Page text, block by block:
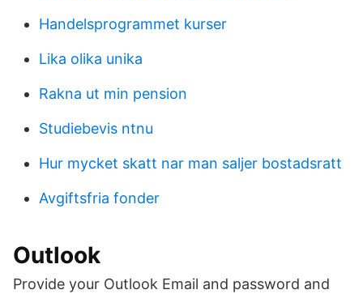
Handelsprogrammet kurser
Lika olika unika
Rakna ut min pension
Studiebevis ntnu
Hur mycket skatt nar man saljer bostadsratt
Avgiftsfria fonder
Outlook
Provide your Outlook Email and password and